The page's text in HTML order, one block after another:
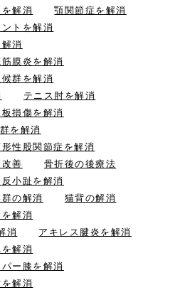
解消
顎関節症を解消
トを解消
消
筋膜炎を解消
群を解消
テニス肘を解消
損傷を解消
を解消
形性股関節症を解消
善
骨折後の後療法
反小趾を解消
の解消
猫背の解消
解消
消
アキレス腱炎を解消
解消
ー膝を解消
解消